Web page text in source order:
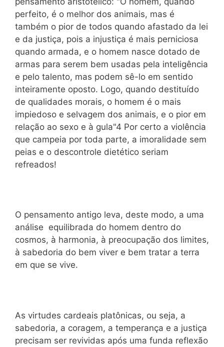
perfeito, é o melhor dos animais, mas é
também o pior de todos quando afastado da lei
e da justiça, pois a injustiça é mais perniciosa
quando armada, e o homem nasce dotado de
armas para serem bem usadas pela inteligência
e pelo talento, mas podem sê-lo em sentido
inteiramente oposto. Logo, quando destituído
de qualidades morais, o homem é o mais
impiedoso e selvagem dos animais, e o pior em
relação ao sexo e à gula"4 Por certo a violência
que campeia por toda parte, a imoralidade sem
peias e o descontrole dietético seriam
refreados!
O pensamento antigo leva, deste modo, a uma
análise equilibrada do homem dentro do
cosmos, à harmonia, à preocupação dos limites,
à sabedoria do bem viver e bem tratar a terra
em que se vive.
As virtudes cardeais platônicas, ou seja, a
sabedoria, a coragem, a temperança e a justiça
precisam ser revividas após uma funda reflexão